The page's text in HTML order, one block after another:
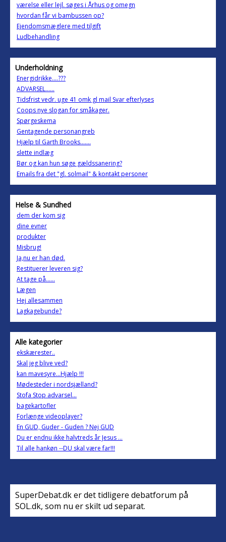
værelse eller lejl. søges i Århus og omegn
hvordan får vi bambussen op?
Ejendomsmæglere med tilgift
Ludbehandling
Underholdning
Energidrikke....???
ADVARSEL......
Tidsfrist vedr. uge 41 omk gl mail Svar efterlyses
Coops nye slogan for småkager.
Spørgeskema
Gentagende personangreb
Hjælp til Garth Brooks.......
slette indlæg
Bør og kan hun søge gældssanering?
Emails fra det "gl. solmail" & kontakt personer
Helse & Sundhed
dem der kom sig
dine evner
produkter
Misbrug!
Ja,nu er han død.
Restituerer leveren sig?
At tage på......
Lægen
Hej allesammen
Lagkagebunde?
Alle kategorier
ekskærester..
Skal jeg blive ved?
kan mavesyre...Hjælp !!!
Mødesteder i nordsjælland?
Stofa Stop advarsel...
bagekartofler
Forlænge videoplayer?
En GUD, Guder - Guden ? Nej GUD
Du er endnu ikke halvtreds år Jesus ...
Til alle hankøn --DU skal være far!!!
SuperDebat.dk er det tidligere debatforum på
SOL.dk, som nu er skilt ud separat.